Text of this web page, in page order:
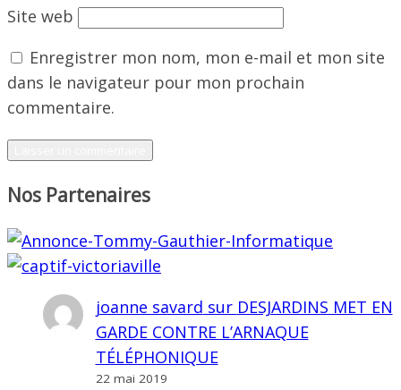
Site web
Enregistrer mon nom, mon e-mail et mon site
dans le navigateur pour mon prochain
commentaire.
Nos Partenaires
joanne savard sur DESJARDINS MET EN
GARDE CONTRE L’ARNAQUE
TÉLÉPHONIQUE
22 mai 2019